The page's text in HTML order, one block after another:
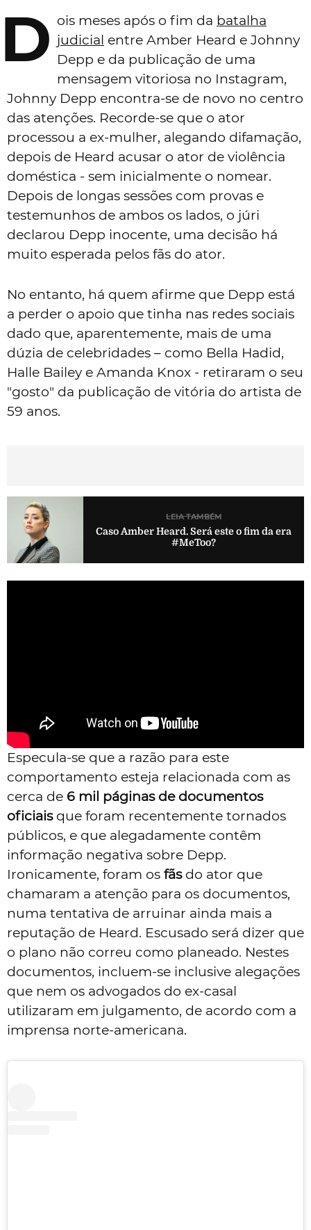
D ois meses após o fim da batalha
judicial entre Amber Heard e Johnny
Depp e da publicação de uma
mensagem vitoriosa no Instagram,
Johnny Depp encontra-se de novo no centro
das atenções. Recorde-se que o ator
processou a ex-mulher, alegando difamação,
depois de Heard acusar o ator de violência
doméstica - sem inicialmente o nomear.
Depois de longas sessões com provas e
testemunhos de ambos os lados, o júri
declarou Depp inocente, uma decisão há
muito esperada pelos fãs do ator.
No entanto, há quem afirme que Depp está
a perder o apoio que tinha nas redes sociais
dado que, aparentemente, mais de uma
dúzia de celebridades – como Bella Hadid,
Halle Bailey e Amanda Knox - retiraram o seu
"gosto" da publicação de vitória do artista de
59 anos.
LEIA TAMBÉM
Caso Amber Heard. Será este o fim da era
#MeToo?
Especula-se que a razão para este
comportamento esteja relacionada com as
cerca de 6 mil páginas de documentos
oficiaisque foram recentemente tornados
públicos, e que alegadamente contêm
informação negativa sobre Depp.
Ironicamente, foram os fãsdo ator que
chamaram a atenção para os documentos,
numa tentativa de arruinar ainda mais a
reputação de Heard. Escusado será dizer que
o plano não correu como planeado. Nestes
documentos, incluem-se inclusive alegações
que nem os advogados do ex-casal
utilizaram em julgamento, de acordo com a
imprensa norte-americana.